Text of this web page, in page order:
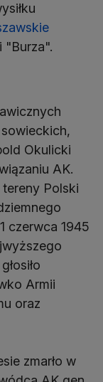
"Burza".
Okulicki
AK.
Polski
czerwca 1945
Armii
oraz
zmarło w